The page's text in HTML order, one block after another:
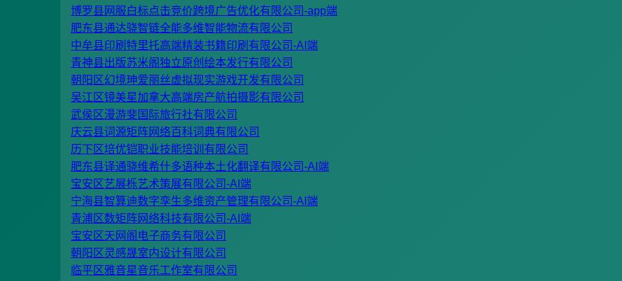
博罗县网服白标点击竞价跨境广告优化有限公司-app端
肥东县通达骁智链全能多维智能物流有限公司
中牟县印刷特里托高端精装书籍印刷有限公司-AI端
青神县出版苏米阁独立原创绘本发行有限公司
朝阳区幻境珅爱丽丝虚拟现实游戏开发有限公司
吴江区镜美星加拿大高端房产航拍摄影有限公司
武侯区漫游斐国际旅行社有限公司
庆云县词源矩阵网络百科词典有限公司
历下区培优铠职业技能培训有限公司
肥东县译通骁维希什多语种本土化翻译有限公司-AI端
宝安区艺展栎艺术策展有限公司-AI端
宁海县智算迪数字孪生多维资产管理有限公司-AI端
青浦区数矩阵网络科技有限公司-AI端
宝安区天网阁电子商务有限公司
朝阳区灵感晟室内设计有限公司
临平区雅音星音乐工作室有限公司